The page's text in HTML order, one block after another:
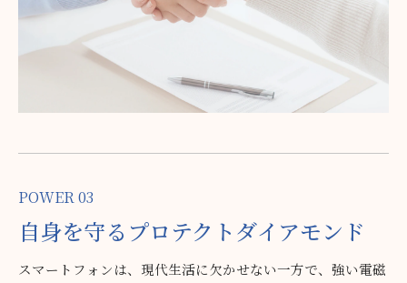
POWER 03
自身を守る プロテクト ダイアモンド
スマートフォンは、現代生活に欠かせない一方で、強い電磁